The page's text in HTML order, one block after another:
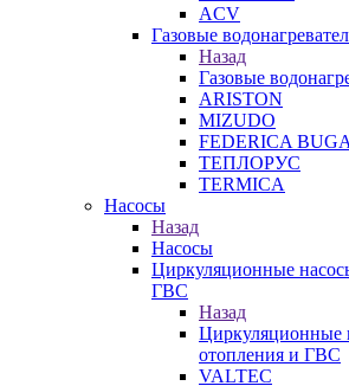
ACV
Газовые
Назад
Газовые
ARISTON
MIZUDO
FEDERICA
ТЕПЛОРУС
TERMICA
Насосы
Назад
Насосы
Циркуляционные
ГВС
Назад
Циркуляционные
отопления и ГВС
VALTEC